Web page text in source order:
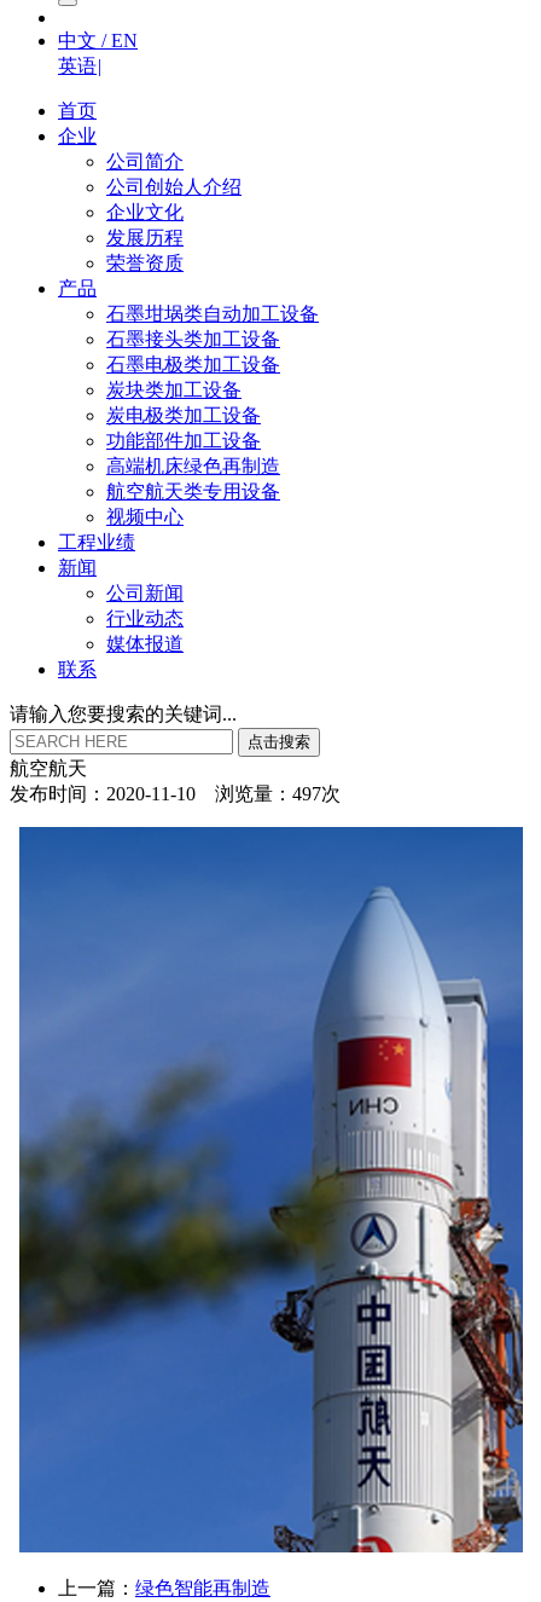
中文 / EN
英语|
首页
企业
公司简介
公司创始人介绍
企业文化
发展历程
荣誉资质
产品
石墨坩埚类自动加工设备
石墨接头类加工设备
石墨电极类加工设备
炭块类加工设备
炭电极类加工设备
功能部件加工设备
高端机床绿色再制造
航空航天类专用设备
视频中心
工程业绩
新闻
公司新闻
行业动态
媒体报道
联系
请输入您要搜索的关键词...
点击搜索
航空航天
发布时间：2020-11-10 浏览量：497次
上一篇： 绿色智能再制造